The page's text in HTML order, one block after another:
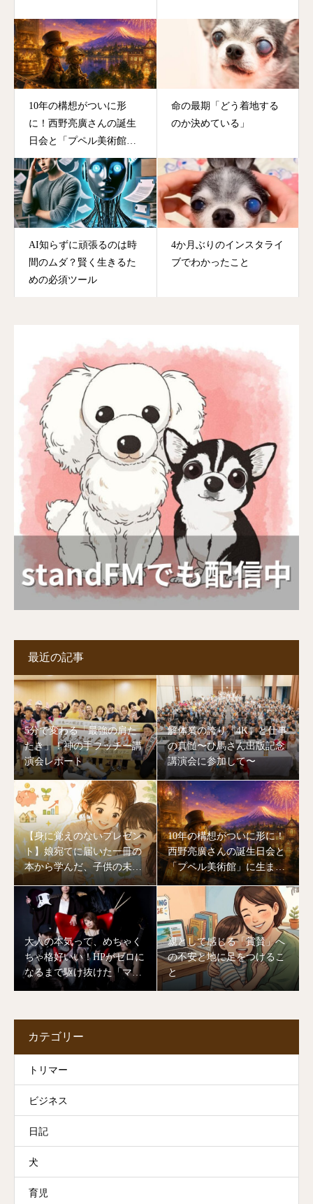
10年の構想がついに形
に！西野亮廣さんの誕生
日会と「プペル美術館」
に生まれ変わる川口湖の
奇跡
命の最期「どう着地する
のか決めている」
AI知らずに頑張るのは時
間のムダ？賢く生きるた
めの必須ツール
4か月ぶりのインスタライ
ブでわかったこと
最近の記事
5分で変わる「最強の肩た
たき」！神の手フッチー講
演会レポート
解体業の誇り「4K」と仕事
の真髄〜ひ馬さん出版記念
講演会に参加して〜
【身に覚えのないプレゼン
ト】娘宛てに届いた一冊の
本から学んだ、子供の未来
を作る「大人のあり方」
10年の構想がついに形に！
西野亮廣さんの誕生日会と
「プペル美術館」に生まれ
変わる川口湖の奇跡
大人の本気って、めちゃく
ちゃ格好いい！HPがゼロに
なるまで駆け抜けた「マミ
ヨバンド」ライブの裏側
親として感じる「賞賛」へ
の不安と地に足をつけるこ
と
カテゴリー
トリマー
ビジネス
日記
犬
育児